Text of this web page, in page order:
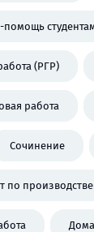
(РГР)
работа
Сочинение
по